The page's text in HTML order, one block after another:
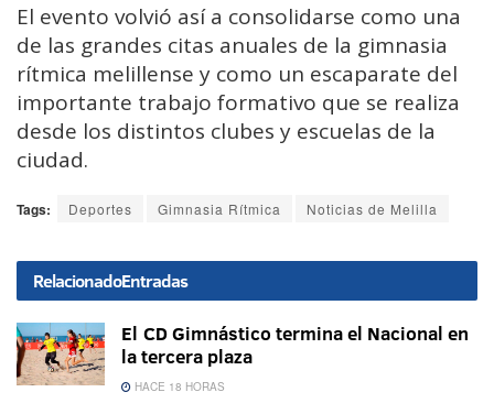
El evento volvió así a consolidarse como una
de las grandes citas anuales de la gimnasia
rítmica melillense y como un escaparate del
importante trabajo formativo que se realiza
desde los distintos clubes y escuelas de la
ciudad.
Tags: Deportes Gimnasia Rítmica Noticias de Melilla
RelacionadoEntradas
El CD Gimnástico termina el Nacional en
la tercera plaza
HACE 18 HORAS